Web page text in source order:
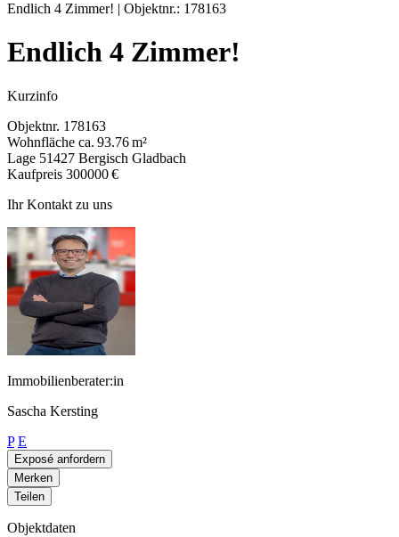
Endlich 4 Zimmer! | Objektnr.: 178163
Endlich 4 Zimmer!
Kurzinfo
Objektnr. 178163
Wohnfläche ca. 93.76 m²
Lage 51427 Bergisch Gladbach
Kaufpreis 300000 €
Ihr Kontakt zu uns
Immobilienberater:in
Sascha Kersting
P E
Exposé anfordern
Merken
Teilen
Objektdaten